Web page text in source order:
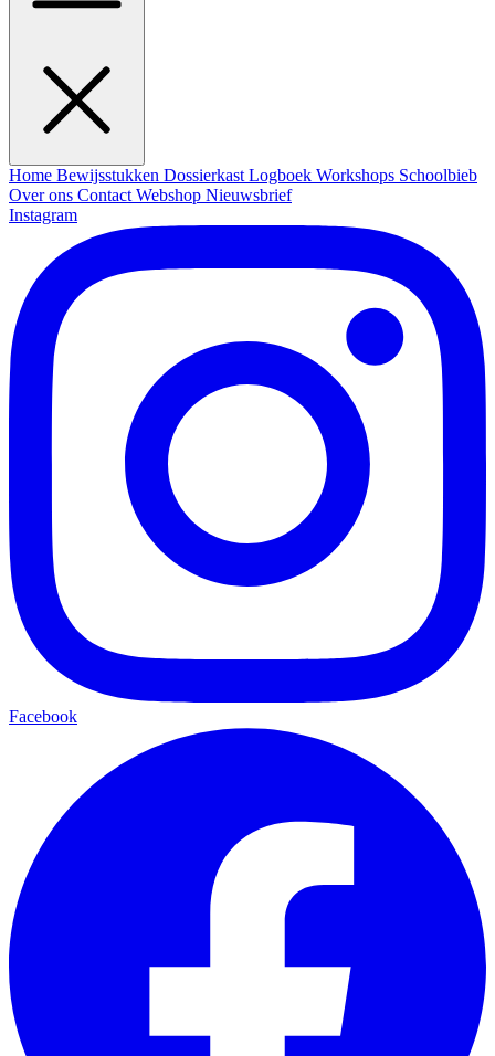
Home Bewijsstukken Dossierkast Logboek Workshops Schoolbieb
Over ons Contact Webshop Nieuwsbrief
Instagram
Facebook